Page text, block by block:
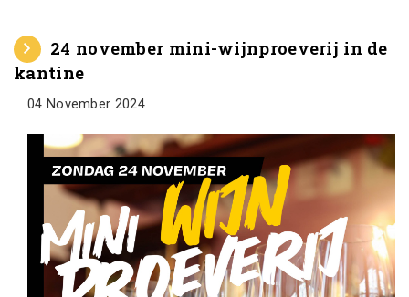
24 november mini-wijnproeverij in de
kantine
04 November 2024